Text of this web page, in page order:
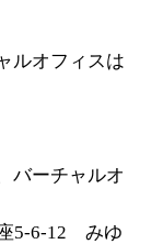
ルオフィスは
バーチャルオ
5-6-12 みゆ